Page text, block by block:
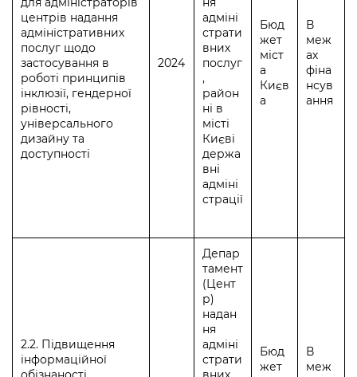
центрів надання
адміністративних
послуг щодо
застосування в
роботі принципів
інклюзії, гендерної
рівності,
універсального
дизайну та
доступності
2024
адміні
страти
вних
послуг
,
район
ні в
місті
Києві
держа
вні
адміні
страції
Бюд
жет
міст
а
Києв
а
В
меж
ах
фіна
нсув
ання
2.2. Підвищення
інформаційної
Депар
тамент
(Цент
р)
надан
ня
адміні
страти
Бюд
жет
В
меж